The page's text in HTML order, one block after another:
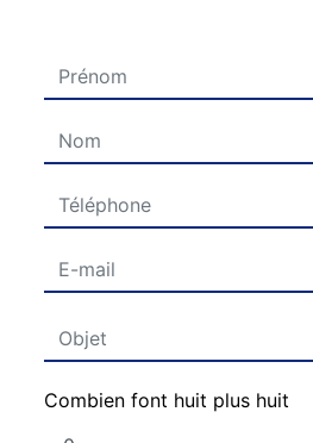
Combien font huit plus huit